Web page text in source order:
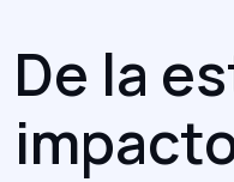
De la